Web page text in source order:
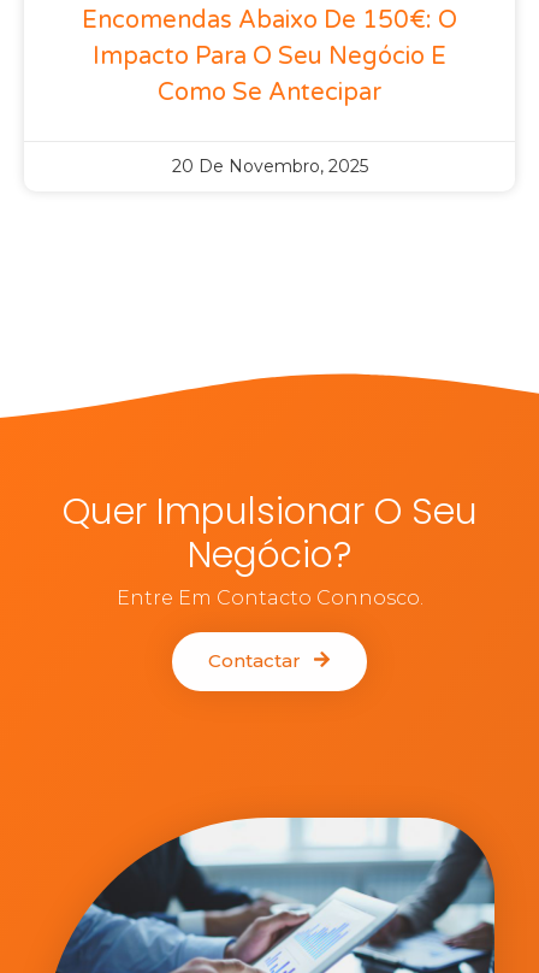
Encomendas Abaixo De 150€: O
Impacto Para O Seu Negócio E
Como Se Antecipar
20 De Novembro, 2025
Quer Impulsionar O Seu
Negócio?
Entre Em Contacto Connosco.
Contactar